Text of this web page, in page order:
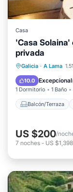
Casa
'Casa
privada
Galicia · A Lama
10.0 Excepcional(
1 Dormitorio 1 Baño
Balcón/Terraza
Balcón/
Se
US $200/
7 noches - US $1,398